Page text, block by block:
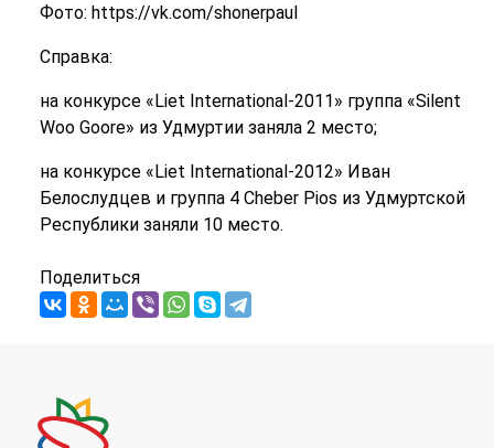
Фото: https://vk.com/shonerpaul
Справка:
на конкурсе «Liet International-2011» группа «Silent
Woo Goore» из Удмуртии заняла 2 место;
на конкурсе «Liet International-2012» Иван
Белослудцев и группа 4 Cheber Pios из Удмуртской
Республики заняли 10 место.
Поделиться